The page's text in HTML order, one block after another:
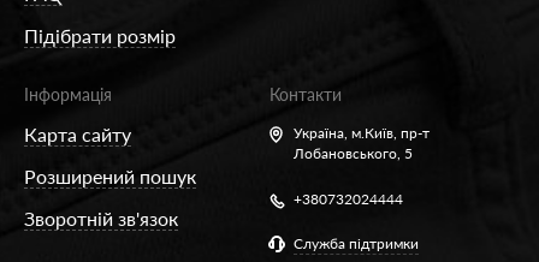
Підібрати розмір
Інформація
Карта сайту
Розширений пошук
Зворотній зв'язок
Контакти
Україна, м.Київ, пр-т
Лобановського, 5
+380732024444
Служба підтримки